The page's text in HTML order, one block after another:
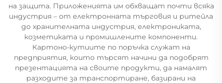
на защита. Приложенията им обхващат почти всяка
индустрия – от електронната търговия и ритейла
до хранителната индустрия, електрониката,
козметиката и промишлените компоненти.
Картоно-кутиите по поръчка служат на
предприятия, които търсят начини да подобрят
презентацията на своите продукти, да намалят
разходите за транспортиране, базирани на